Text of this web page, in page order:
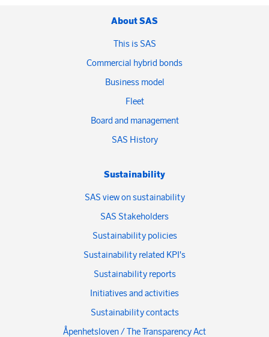
About SAS
This is SAS
Commercial hybrid bonds
Business model
Fleet
Board and management
SAS History
Sustainability
SAS view on sustainability
SAS Stakeholders
Sustainability policies
Sustainability related KPI's
Sustainability reports
Initiatives and activities
Sustainability contacts
Åpenhetsloven / The Transparency Act